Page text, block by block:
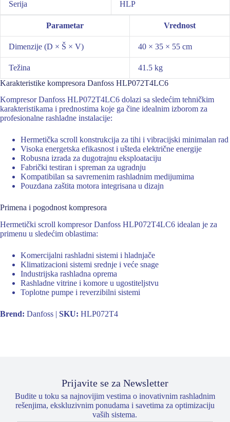
Serija HLP
Parametar Vrednost
Dimenzije (D × Š × V) 40 × 35 × 55 cm
Težina
41.5 kg
Karakteristike kompresora Danfoss HLP072T4LC6
Kompresor Danfoss HLP072T4LC6 dolazi sa sledećim tehničkim
karakteristikama i prednostima koje ga čine idealnim izborom za
profesionalne rashladne instalacije:
Hermetička scroll konstrukcija za tihi i vibracijski minimalan rad
Visoka energetska efikasnost i ušteda električne energije
Robusna izrada za dugotrajnu eksploataciju
Fabrički testiran i spreman za ugradnju
Kompatibilan sa savremenim rashladnim medijumima
Pouzdana zaštita motora integrisana u dizajn
Primena i pogodnost kompresora
Hermetički scroll kompresor Danfoss HLP072T4LC6 idealan je za
primenu u sledećim oblastima:
Komercijalni rashladni sistemi i hladnjače
Klimatizacioni sistemi srednje i veće snage
Industrijska rashladna oprema
Rashladne vitrine i komore u ugostiteljstvu
Toplotne pumpe i reverzibilni sistemi
Brend: Danfoss | SKU: HLP072T4
Prijavite se za Newsletter
Budite u toku sa najnovijim vestima o inovativnim rashladnim
rešenjima, ekskluzivnim ponudama i savetima za optimizaciju
vaših sistema.